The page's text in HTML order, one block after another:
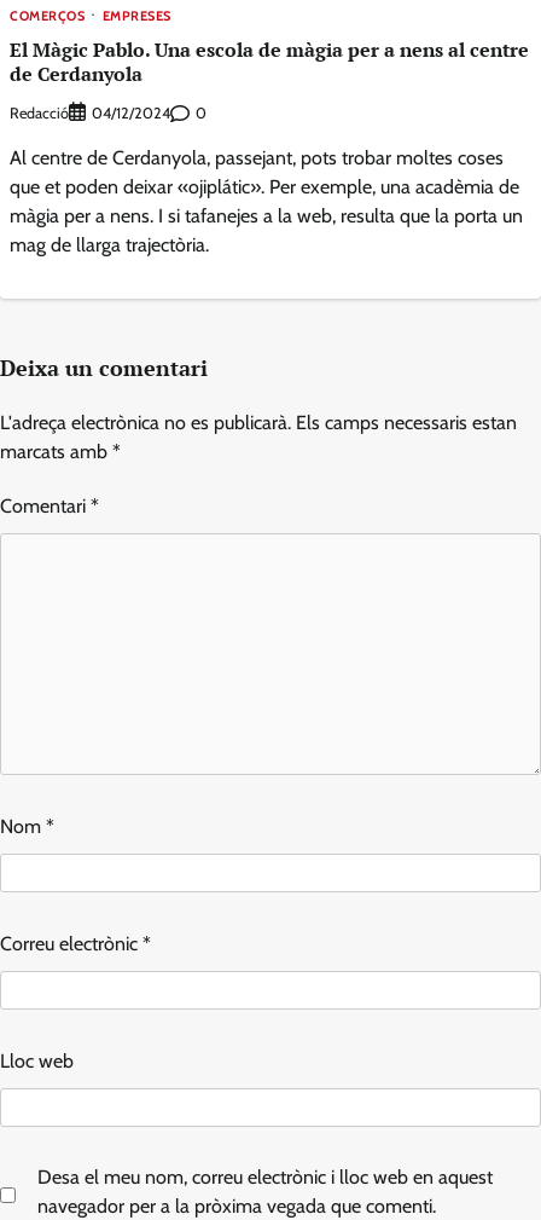
COMERÇOS EMPRESES
El Màgic Pablo. Una escola de màgia per a nens al centre
de Cerdanyola
Redacció 04/12/2024 0
Al centre de Cerdanyola, passejant, pots trobar moltes coses
que et poden deixar «ojiplátic». Per exemple, una acadèmia de
màgia per a nens. I si tafanejes a la web, resulta que la porta un
mag de llarga trajectòria.
Deixa un comentari
L'adreça electrònica no es publicarà. Els camps necessaris estan
marcats amb *
Comentari *
Nom *
Correu electrònic *
Lloc web
Desa el meu nom, correu electrònic i lloc web en aquest
navegador per a la pròxima vegada que comenti.